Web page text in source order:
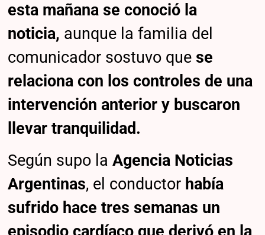
esta mañana se conoció la
noticia, aunque la familia del
comunicador sostuvo quese
relaciona con los controles de una
intervención anterior y buscaron
llevar tranquilidad.
Según supo la Agencia Noticias
Argentinas, el conductor había
sufrido hace tres semanas un